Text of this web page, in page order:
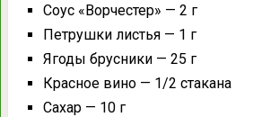
Соус «Ворчестер» — 2 г
Петрушки листья — 1 г
Ягоды брусники — 25 г
Красное вино — 1/2 стакана
Сахар — 10 г